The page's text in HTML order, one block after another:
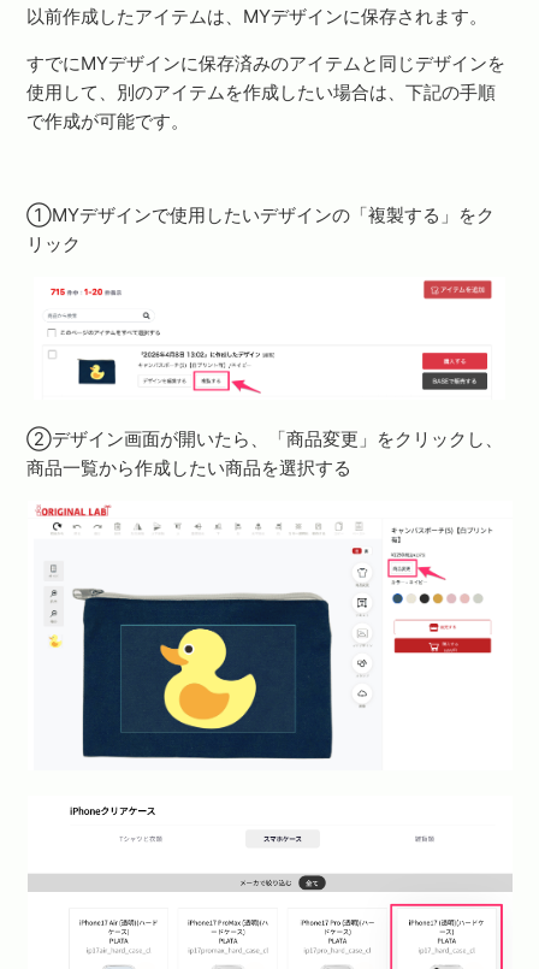
作成済みのアイテムと同じデザインを使用して別アイテ
以前作成したアイテムは、MYデザインに保存されます。
すでにMYデザインに保存済みのアイテムと同じデザインを
使用して、別のアイテムを作成したい場合は、下記の手順
で作成が可能です。
①MYデザインで使用したいデザインの「複製する」をク
リック
②デザイン画面が開いたら、「商品変更」をクリックし、
商品一覧から作成したい商品を選択する